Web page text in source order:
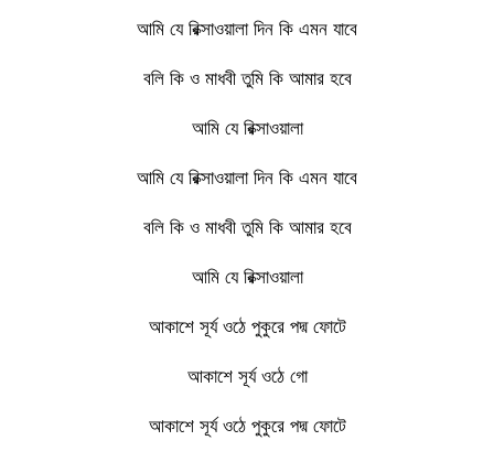
আমি যে রিক্সাওয়ালা দিন কি এমন যাবে
বলি কি ও মাধবী তুমি কি আমার হবে
আমি যে রিক্সাওয়ালা
আমি যে রিক্সাওয়ালা দিন কি এমন যাবে
বলি কি ও মাধবী তুমি কি আমার হবে
আমি যে রিক্সাওয়ালা
আকাশে সূর্য ওঠে পুকুরে পদ্ম ফোটে
আকাশে সূর্য ওঠে গো
আকাশে সূর্য ওঠে পুকুরে পদ্ম ফোটে